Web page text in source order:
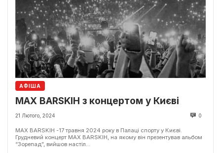
АФІША
MAX BARSKIH з концертом у Києві
21 Лютого, 2024 0
MAX BARSKIH -17 травня 2024 року в Палаці спорту у Києві.
Грудневий концерт MAX BARSKIH, на якому він презентував альбом
“Зорепад”, вийшов настіл...